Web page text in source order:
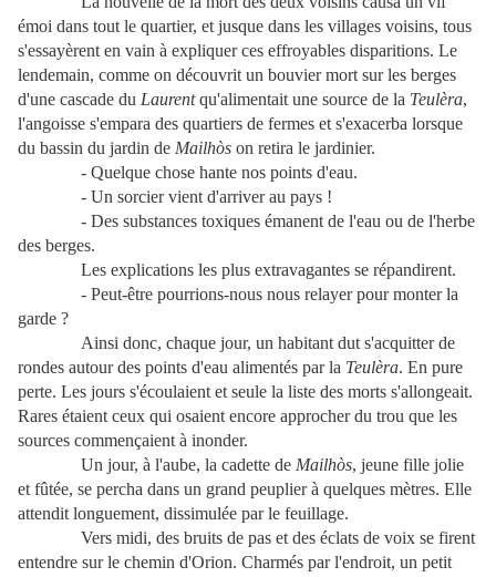
émoi dans tout le quartier, et jusque dans les villages voisins, tous
s'essayèrent en vain à expliquer ces effroyables disparitions. Le
lendemain, comme on découvrit un bouvier mort sur les berges
d'une cascade du Laurentqu'alimentait une source de la Teulèra,
l'angoisse s'empara des quartiers de fermes et s'exacerba lorsque
du bassin du jardin de Mailhòs on retira le jardinier.
- Quelque chose hante nos points d'eau.
- Un sorcier vient d'arriver au pays !
- Des substances toxiques émanent de l'eau ou de l'herbe
des berges.
Les explications les plus extravagantes se répandirent.
- Peut-être pourrions-nous nous relayer pour monter la
garde ?
Ainsi donc, chaque jour, un habitant dut s'acquitter de
rondes autour des points d'eau alimentés par la Teulèra. En pure
perte. Les jours s'écoulaient et seule la liste des morts s'allongeait.
Rares étaient ceux qui osaient encore approcher du trou que les
sources commençaient à inonder.
Un jour, à l'aube, la cadette de Mailhòs, jeune fille jolie
et fûtée, se percha dans un grand peuplier à quelques mètres. Elle
attendit longuement, dissimulée par le feuillage.
Vers midi, des bruits de pas et des éclats de voix se firent
entendre sur le chemin d'Orion. Charmés par l'endroit, un petit